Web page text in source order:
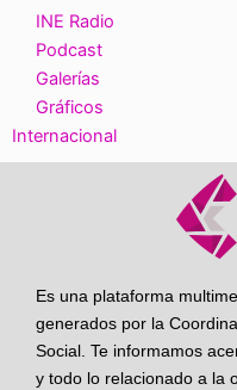
INE Radio
Podcast
Galerías
Gráficos
Internacional
Es una plataforma
generados por la
Social. Te informamos
y todo lo relacionado a la